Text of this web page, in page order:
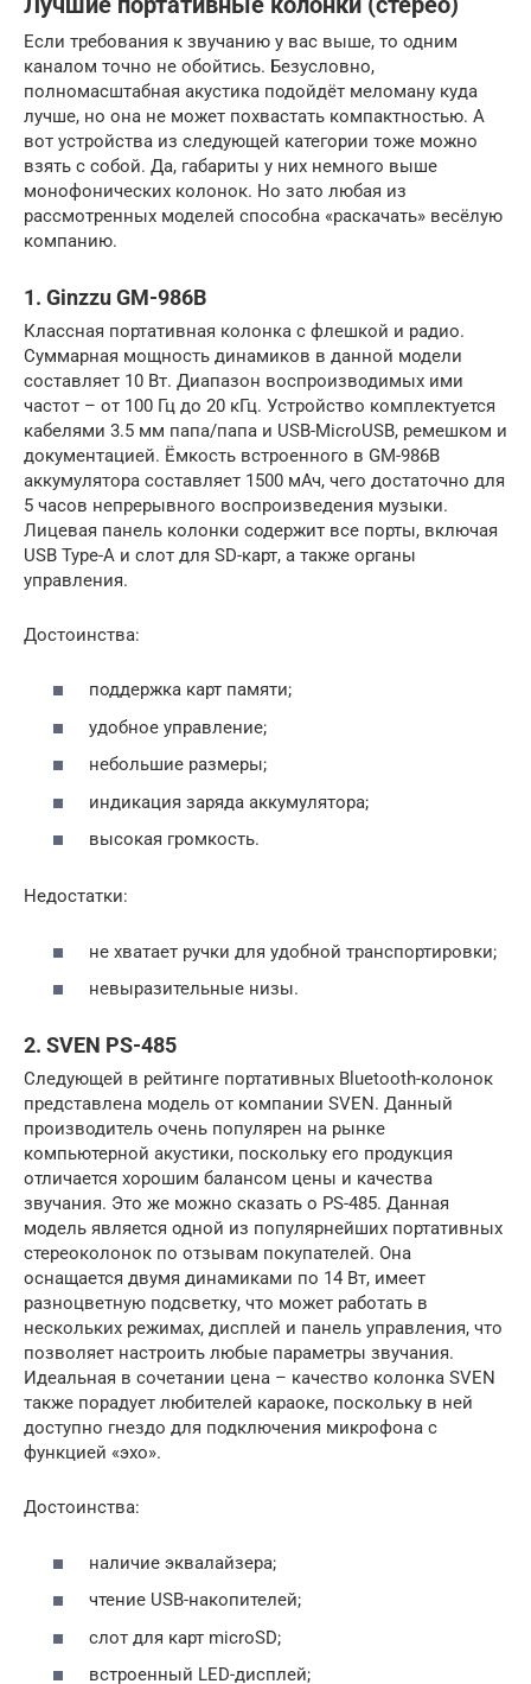
Если требования к звучанию у вас выше, то одним
каналом точно не обойтись. Безусловно,
полномасштабная акустика подойдёт меломану куда
лучше, но она не может похвастать компактностью. А
вот устройства из следующей категории тоже можно
взять с собой. Да, габариты у них немного выше
монофонических колонок. Но зато любая из
рассмотренных моделей способна «раскачать» весёлую
компанию.
1. Ginzzu GM-986B
Классная портативная колонка с флешкой и радио.
Суммарная мощность динамиков в данной модели
составляет 10 Вт. Диапазон воспроизводимых ими
частот – от 100 Гц до 20 кГц. Устройство комплектуется
кабелями 3.5 мм папа/папа и USB-MicroUSB, ремешком и
документацией. Ёмкость встроенного в GM-986B
аккумулятора составляет 1500 мАч, чего достаточно для
5 часов непрерывного воспроизведения музыки.
Лицевая панель колонки содержит все порты, включая
USB Type-A и слот для SD-карт, а также органы
управления.
Достоинства:
поддержка карт памяти;
удобное управление;
небольшие размеры;
индикация заряда аккумулятора;
высокая громкость.
Недостатки:
не хватает ручки для удобной транспортировки;
невыразительные низы.
2. SVEN PS-485
Следующей в рейтинге портативных Bluetooth-колонок
представлена модель от компании SVEN. Данный
производитель очень популярен на рынке
компьютерной акустики, поскольку его продукция
отличается хорошим балансом цены и качества
звучания. Это же можно сказать о PS-485. Данная
модель является одной из популярнейших портативных
стереоколонок по отзывам покупателей. Она
оснащается двумя динамиками по 14 Вт, имеет
разноцветную подсветку, что может работать в
нескольких режимах, дисплей и панель управления, что
позволяет настроить любые параметры звучания.
Идеальная в сочетании цена – качество колонка SVEN
также порадует любителей караоке, поскольку в ней
доступно гнездо для подключения микрофона с
функцией «эхо».
Достоинства:
наличие эквалайзера;
чтение USB-накопителей;
слот для карт microSD;
встроенный LED-дисплей;